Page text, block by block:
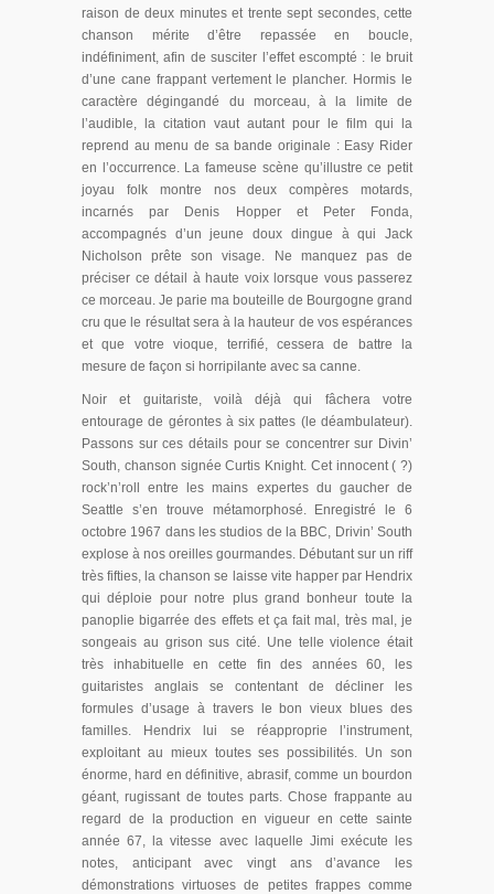
raison de deux minutes et trente sept secondes, cette
chanson mérite d’être repassée en boucle,
indéfiniment, afin de susciter l’effet escompté : le bruit
d’une cane frappant vertement le plancher. Hormis le
caractère dégingandé du morceau, à la limite de
l’audible, la citation vaut autant pour le film qui la
reprend au menu de sa bande originale : Easy Rider
en l’occurrence. La fameuse scène qu’illustre ce petit
joyau folk montre nos deux compères motards,
incarnés par Denis Hopper et Peter Fonda,
accompagnés d’un jeune doux dingue à qui Jack
Nicholson prête son visage. Ne manquez pas de
préciser ce détail à haute voix lorsque vous passerez
ce morceau. Je parie ma bouteille de Bourgogne grand
cru que le résultat sera à la hauteur de vos espérances
et que votre vioque, terrifié, cessera de battre la
mesure de façon si horripilante avec sa canne.
Noir et guitariste, voilà déjà qui fâchera votre
entourage de gérontes à six pattes (le déambulateur).
Passons sur ces détails pour se concentrer sur Divin’
South, chanson signée Curtis Knight. Cet innocent ( ?)
rock’n’roll entre les mains expertes du gaucher de
Seattle s’en trouve métamorphosé. Enregistré le 6
octobre 1967 dans les studios de la BBC, Drivin’ South
explose à nos oreilles gourmandes. Débutant sur un riff
très fifties, la chanson se laisse vite happer par Hendrix
qui déploie pour notre plus grand bonheur toute la
panoplie bigarrée des effets et ça fait mal, très mal, je
songeais au grison sus cité. Une telle violence était
très inhabituelle en cette fin des années 60, les
guitaristes anglais se contentant de décliner les
formules d’usage à travers le bon vieux blues des
familles. Hendrix lui se réapproprie l’instrument,
exploitant au mieux toutes ses possibilités. Un son
énorme, hard en définitive, abrasif, comme un bourdon
géant, rugissant de toutes parts. Chose frappante au
regard de la production en vigueur en cette sainte
année 67, la vitesse avec laquelle Jimi exécute les
notes, anticipant avec vingt ans d’avance les
démonstrations virtuoses de petites frappes comme